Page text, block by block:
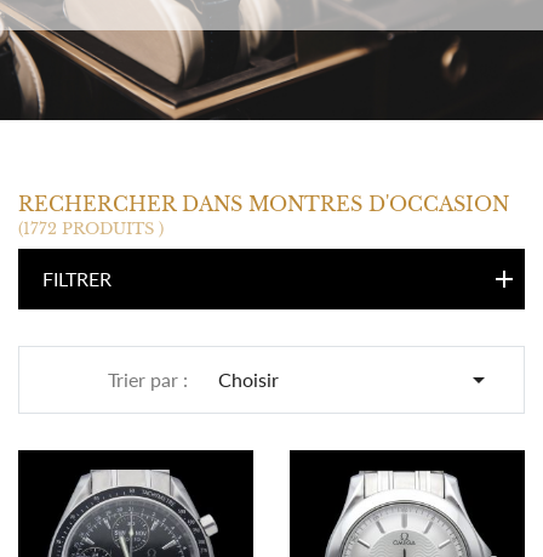
OMEGA
RECHERCHER DANS MONTRES D'OCCASION
(1772 PRODUITS )
FILTRER
Trier par : Choisir 